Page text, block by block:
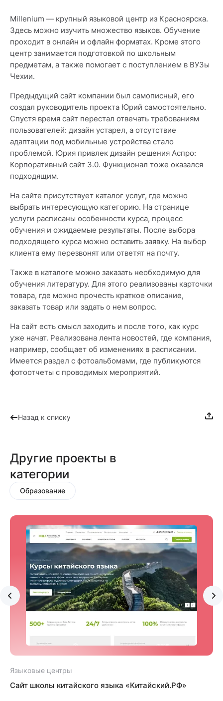
Millenium — крупный языковой центр из Красноярска.
Здесь можно изучить множество языков. Обучение
проходит в онлайн и офлайн форматах. Кроме этого
центр занимается подготовкой по школьным
предметам, а также помогает с поступлением в ВУЗы
Чехии.
Предыдущий сайт компании был самописный, его
создал руководитель проекта Юрий самостоятельно.
Спустя время сайт перестал отвечать требованиям
пользователей: дизайн устарел, а отсутствие
адаптации под мобильные устройства стало
проблемой. Юрия привлек дизайн решения Аспро:
Корпоративный сайт 3.0. Функционал тоже оказался
подходящим.
На сайте присутствует каталог услуг, где можно
выбрать интересующую категорию. На странице
услуги расписаны особенности курса, процесс
обучения и ожидаемые результаты. После выбора
подходящего курса можно оставить заявку. На выбор
клиента ему перезвонят или ответят на почту.
Также в каталоге можно заказать необходимую для
обучения литературу. Для этого реализованы карточки
товара, где можно прочесть краткое описание,
заказать товар или задать о нем вопрос.
На сайт есть смысл заходить и после того, как курс
уже начат. Реализована лента новостей, где компания,
например, сообщает об изменениях в расписании.
Имеется раздел с фотоальбомами, где публикуются
фотоотчеты с проводимых мероприятий.
Назад к списку
Другие проекты в
категории
Образование
Языковые центры
Сайт школы китайского языка «Китайский.РФ»